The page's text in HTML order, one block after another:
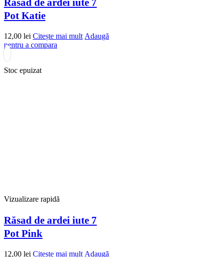
Răsad de ardei iute 7
Pot Katie
12,00 lei Citește mai mult Adaugă
pentru a compara
Stoc epuizat
Vizualizare rapidă
Răsad de ardei iute 7
Pot Pink
12,00 lei Citește mai mult Adaugă